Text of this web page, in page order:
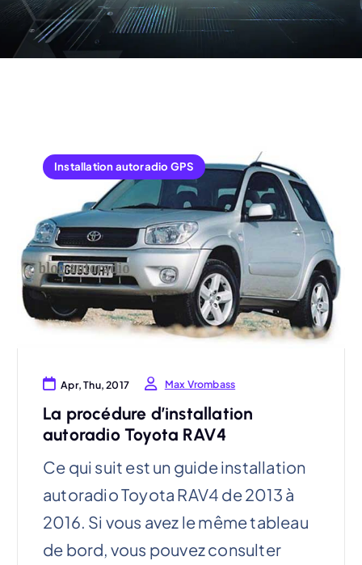
Installation autoradio GPS
Apr, Thu, 2017 Max Vrombass
La procédure d’installation
autoradio Toyota RAV4
Ce qui suit est un guide installation
autoradio Toyota RAV4 de 2013 à
2016. Si vous avez le même tableau
de bord, vous pouvez consulter